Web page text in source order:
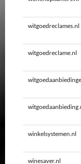
witgoedreclames.nl
witgoedreclame.nl
winkelsystemen.nl
winesaver.nl